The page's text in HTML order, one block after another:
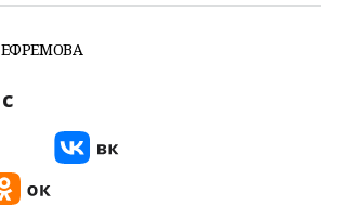
ЕФРЕМОВА